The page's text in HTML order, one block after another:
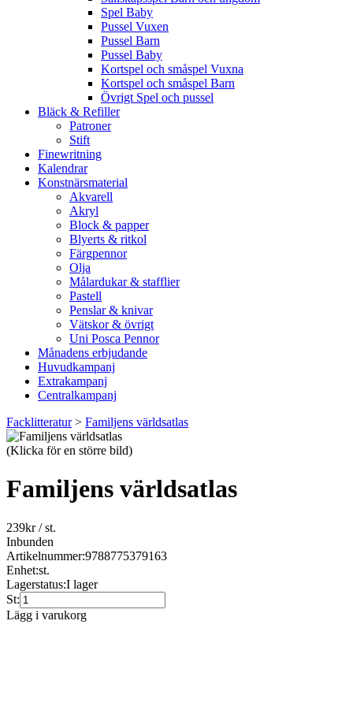
Spel Baby
Pussel Vuxen
Pussel Barn
Pussel Baby
Kortspel och småspel Vuxna
Kortspel och småspel Barn
Övrigt Spel och pussel
Bläck & Refiller
Patroner
Stift
Finewritning
Kalendrar
Konstnärsmaterial
Akvarell
Akryl
Block & papper
Blyerts & ritkol
Färgpennor
Olja
Målardukar & stafflier
Pastell
Penslar & knivar
Vätskor & övrigt
Uni Posca Pennor
Månadens erbjudande
Huvudkampanj
Extrakampanj
Centralkampanj
Facklitteratur> Familjens världsatlas
(Klicka för en större bild)
Familjens världsatlas
239kr/ st.
Inbunden
Artikelnummer:9788775379163
Enhet:st.
Lagerstatus:I lager
St:
Lägg i varukorg